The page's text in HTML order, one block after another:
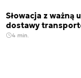
Słowacja z ważną
dostawy
4 min.